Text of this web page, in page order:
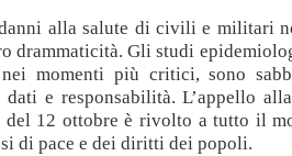
alla salute di civili e militari
drammaticità. Gli studi
momenti più critici, sono
dati e responsabilità. L’appello
del 12 ottobre è rivolto a tutto il
di pace e dei diritti dei popoli.